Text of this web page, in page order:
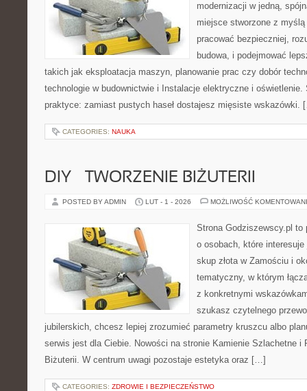
modernizacji w jedną,
miejsce stworzone z
pracować bezpieczniej,
budowa, i podejmować
takich jak eksploatacja maszyn, planowanie prac czy dobór
technologie w budownictwie i Instalacje elektryczne i oświetlenie.
praktyce: zamiast pustych haseł dostajesz mięsiste wskazówki.
CATEGORIES: NAUKA
DIY – TWORZENIE BIŻUTERII
POSTED BY ADMIN LUT - 1 - 2026 MOŻLIWOŚĆ
Strona Godziszewscy.pl
o osobach, które
skup złota w Zamościu i
tematyczny, w którym
z konkretnymi
szukasz czytelnego
jubilerskich, chcesz lepiej zrozumieć parametry kruszcu albo
serwis jest dla Ciebie. Nowości na stronie Kamienie Szlachetne i
Biżuterii. W centrum uwagi pozostaje estetyka oraz […]
CATEGORIES: ZDROWIE I BEZPIECZEŃSTWO